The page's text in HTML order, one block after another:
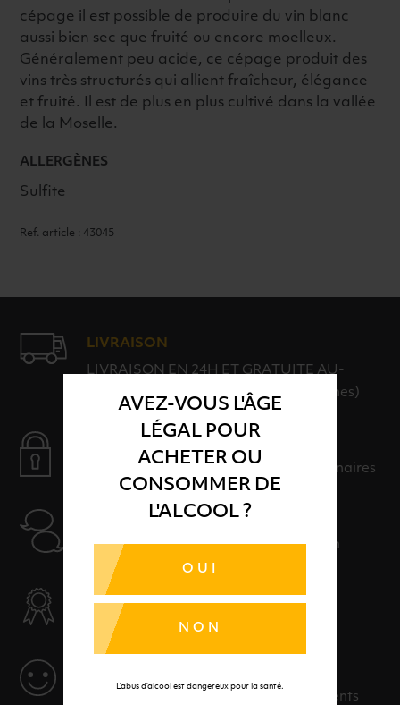
AVEZ-VOUS L'ÂGE
LÉGAL POUR
ACHETER OU
CONSOMMER DE
L'ALCOOL ?
OUI
NON
L’abus d’alcool est dangereux pour la santé.
cépage il est possible de produire du vin blanc
aussi bien sec que fruité ou encore moelleux.
Généralement peu acide, ce cépage produit des
vins très structurés qui allient fraîcheur, élégance
et fruité. Il est de plus en plus cultivé dans la vallée
de la Moselle.
ALLERGÈNES
Sulfite
Ref. article : 43045
LIVRAISON
LIVRAISON EN 24H ET GRATUITE AU-
DELÀ DE 100€ D'ACHAT (hors consignes)
Payer en toute sérénité avec nos partenaires
Nos conseillers sont à votre disposition
SÉLECTION & QUALITÉ
Des produits sélectionnés avec soins
Des solutions adaptées à vos événements